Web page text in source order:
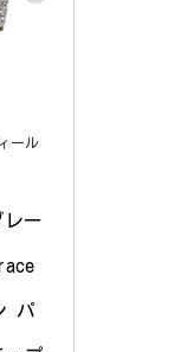
ール
レー
パ